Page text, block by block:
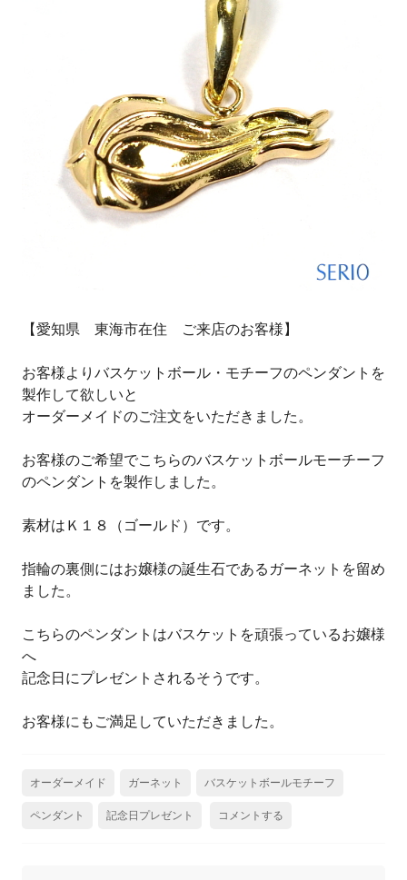
【愛知県 東海市在住 ご来店のお客様】
お客様よりバスケットボール・モチーフのペンダントを
製作して欲しいと
オーダーメイドのご注文をいただきました。
お客様のご希望でこちらのバスケットボールモーチーフ
のペンダントを製作しました。
素材はＫ１８（ゴールド）です。
指輪の裏側にはお嬢様の誕生石であるガーネットを留め
ました。
こちらのペンダントはバスケットを頑張っているお嬢様
へ
記念日にプレゼントされるそうです。
お客様にもご満足していただきました。
オーダーメイド ガーネット バスケットボールモチーフ
ペンダント 記念日プレゼント コメントする